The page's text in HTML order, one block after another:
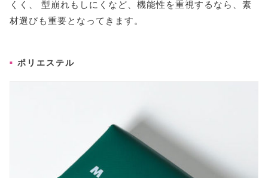
くく、 型崩れもしにくなど、機能性を重視するなら、素
材選びも重要となってきます。
ポリエステル